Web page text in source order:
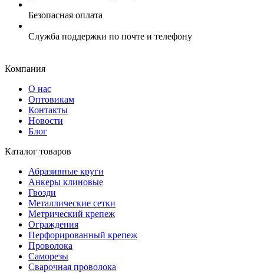
Безопасная оплата
Служба поддержки по почте и телефону
Компания
О нас
Оптовикам
Контакты
Новости
Блог
Каталог товаров
Абразивные круги
Анкеры клиновые
Гвозди
Металлические сетки
Метрический крепеж
Ограждения
Перфорированный крепеж
Проволока
Саморезы
Сварочная проволока